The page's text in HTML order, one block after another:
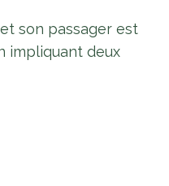
son passager est
impliquant deux